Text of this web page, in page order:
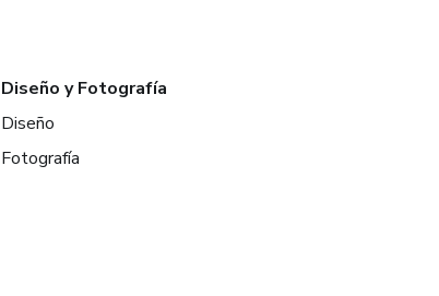
Diseño y Fotografía
Diseño
Fotografía